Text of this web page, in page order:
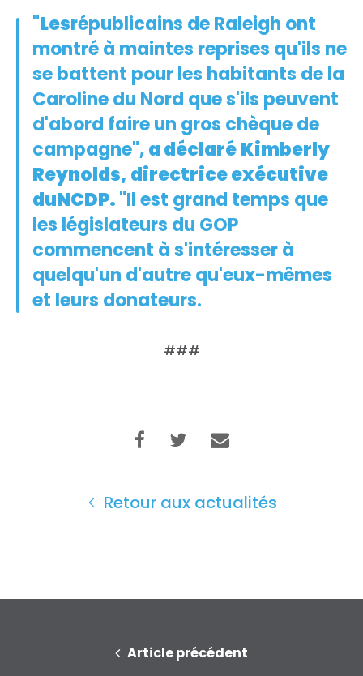
Accueil
Shop
Take Back the Courts
Travailler avec nous
Presse
Votre fête
Vote
Faire un don
"Lesrépublicains de Raleigh ont
montré à maintes reprises qu'ils ne
se battent pour les habitants de la
Caroline du Nord que s'ils peuvent
d'abord faire un gros chèque de
campagne",a déclaréKimberly
Reynolds, directrice exécutive
duNCDP."Il est grand temps que
les législateurs du GOP
commencent à s'intéresser à
quelqu'un d'autre qu'eux-mêmes
et leurs donateurs.
###
Retour aux actualités
Article précédent